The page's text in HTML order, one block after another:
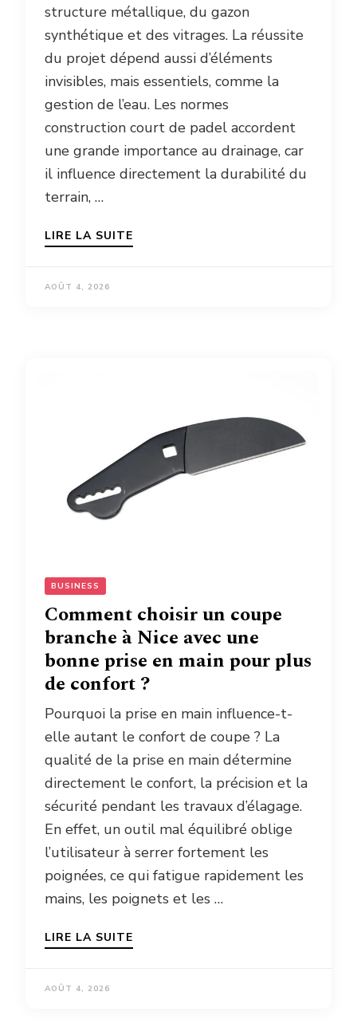
structure métallique, du gazon
synthétique et des vitrages. La réussite
du projet dépend aussi d’éléments
invisibles, mais essentiels, comme la
gestion de l’eau. Les normes
construction court de padel accordent
une grande importance au drainage, car
il influence directement la durabilité du
terrain, …
LIRE LA SUITE
AOÛT 4, 2026
BUSINESS
Comment choisir un coupe
branche à Nice avec une
bonne prise en main pour plus
de confort ?
Pourquoi la prise en main influence-t-
elle autant le confort de coupe ? La
qualité de la prise en main détermine
directement le confort, la précision et la
sécurité pendant les travaux d’élagage.
En effet, un outil mal équilibré oblige
l’utilisateur à serrer fortement les
poignées, ce qui fatigue rapidement les
mains, les poignets et les …
LIRE LA SUITE
AOÛT 4, 2026